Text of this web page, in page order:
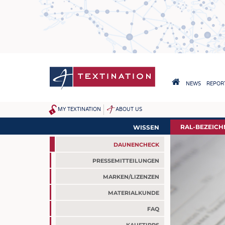
NEWS
MY TEXTINATION ABOUT US
NEWS
AKTUELLES
KLARTEXT BY TEXTINATION
WISSEN
DAUNENCHECK
PRESSEMITTEILUNGEN
MARKEN/LIZENZEN
MATERIALKUNDE
FAQ
RAL-